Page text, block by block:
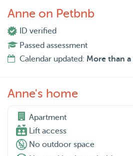
Anne on Petbnb
ID verified
Passed assessment
Calendar updated: More than
Anne's home
Apartment
 Lift access
No outdoor space